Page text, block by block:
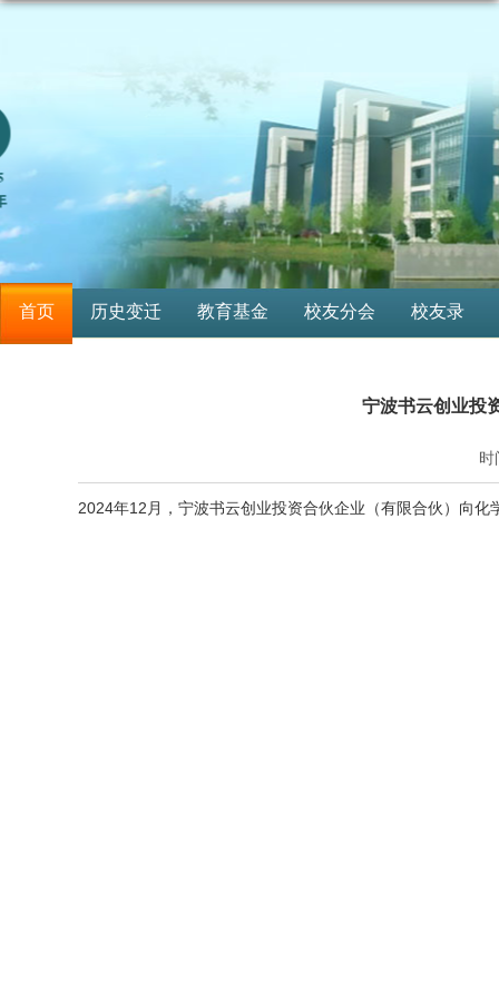
首页 历史变迁 教育基金 校友分会 校友录
宁波书云创业投
时
2024年12月，宁波书云创业投资合伙企业（有限合伙）向